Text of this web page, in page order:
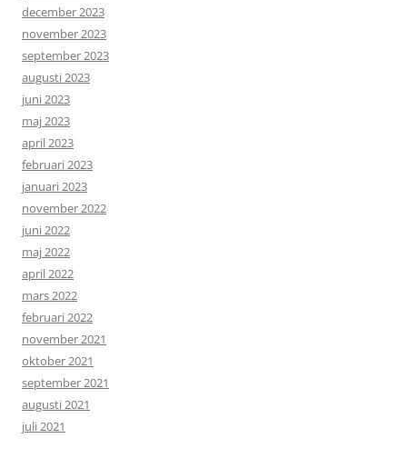
december 2023
november 2023
september 2023
augusti 2023
juni 2023
maj 2023
april 2023
februari 2023
januari 2023
november 2022
juni 2022
maj 2022
april 2022
mars 2022
februari 2022
november 2021
oktober 2021
september 2021
augusti 2021
juli 2021